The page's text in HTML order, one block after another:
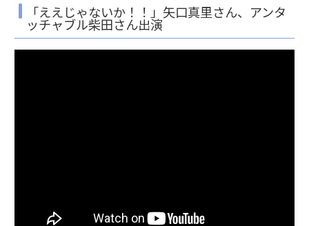
「ええじゃないか！！」矢口真里さん、アンタ
ッチャブル柴田さん出演